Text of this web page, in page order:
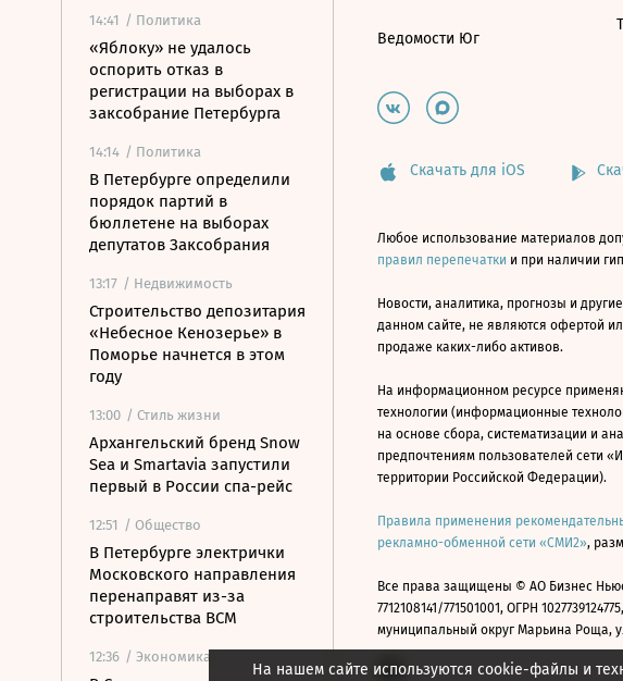
14:41 / Политика
«Яблоку» не удалось
оспорить отказ в
регистрации на выборах в
заксобрание Петербурга
14:14 / Политика
В Петербурге определили
порядок партий в
бюллетене на выборах
депутатов Заксобрания
13:17 / Недвижимость
Строительство депозитария
«Небесное Кенозерье» в
Поморье начнется в этом
году
13:00 / Стиль жизни
Архангельский бренд Snow
Sea и Smartavia запустили
первый в России спа-рейс
12:51 / Общество
В Петербурге электрички
Московского направления
перенаправят из-за
строительства ВСМ
12:36 / Экономика
На нашем сайте используются cookie-файлы и
Ведомости Юг
Скачать для iOS
Любое использование материалов
правил перепечатки и при наличии
Новости, аналитика, прогнозы и
данном сайте, не являются офертой
продаже каких-либо активов.
На информационном ресурсе
технологии (информационные
на основе сбора, систематизации и
предпочтениям пользователей сети
территории Российской Федерации).
Правила применения
рекламно-обменной сети «СМИ2»,
Все права защищены © АО Бизнес
7712108141/771501001, ОГРН
муниципальный округ Марьина Роща,